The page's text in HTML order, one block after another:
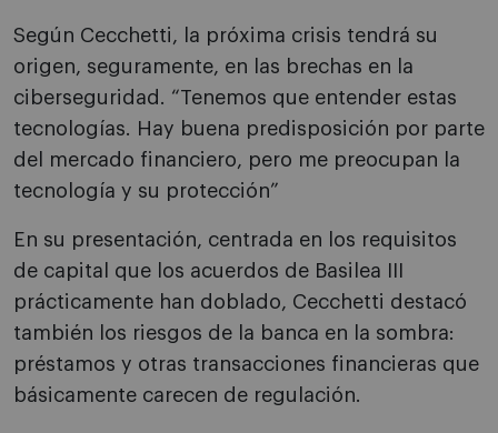
Según Cecchetti, la próxima crisis tendrá su
origen, seguramente, en las brechas en la
ciberseguridad. “Tenemos que entender estas
tecnologías. Hay buena predisposición por parte
del mercado financiero, pero me preocupan la
tecnología y su protección”
En su presentación, centrada en los requisitos
de capital que los acuerdos de Basilea III
prácticamente han doblado, Cecchetti destacó
también los riesgos de la banca en la sombra:
préstamos y otras transacciones financieras que
básicamente carecen de regulación.